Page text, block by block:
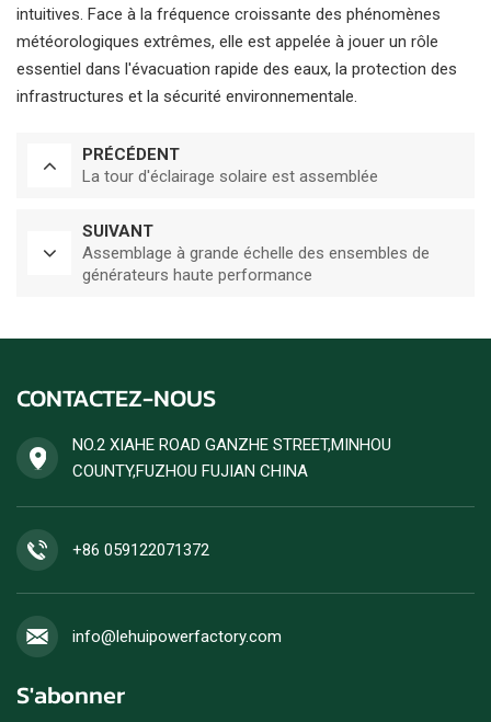
intuitives. Face à la fréquence croissante des phénomènes
météorologiques extrêmes, elle est appelée à jouer un rôle
essentiel dans l'évacuation rapide des eaux, la protection des
infrastructures et la sécurité environnementale.
PRÉCÉDENT
La tour d'éclairage solaire est assemblée
SUIVANT
Assemblage à grande échelle des ensembles de
générateurs haute performance
CONTACTEZ-NOUS
NO.2 XIAHE ROAD GANZHE STREET,MINHOU
COUNTY,FUZHOU FUJIAN CHINA
+86 059122071372
info@lehuipowerfactory.com
S'abonner